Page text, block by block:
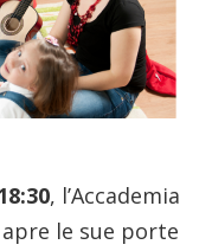
, l’Accademia
le sue porte